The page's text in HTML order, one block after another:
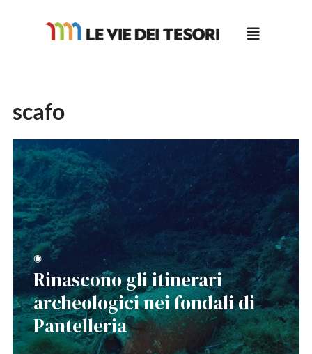
scafo
◉
Rinascono gli itinerari
archeologici nei fondali di
Pantelleria